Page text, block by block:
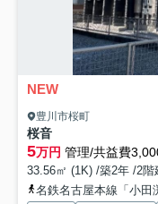
NEW
豊川市桜町
桜音
5万円 管理/共益費
33.56㎡ (1K) /築2年 /2階
名鉄名古屋本線「小田